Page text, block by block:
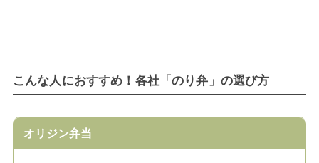
こんな人におすすめ！各社「のり弁」の選び方
オリジン弁当